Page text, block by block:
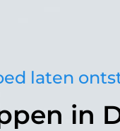
laten
in